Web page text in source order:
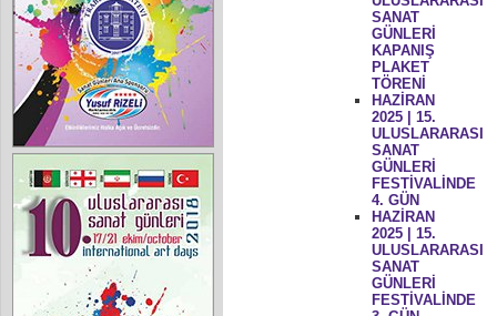
SANAT
GÜNLERİ
KAPANIŞ
PLAKET
TÖRENİ
HAZİRAN
2025 | 15.
ULUSLARARASI
SANAT
GÜNLERİ
FESTİVALİNDE
4. GÜN
HAZİRAN
2025 | 15.
ULUSLARARASI
SANAT
GÜNLERİ
FESTİVALİNDE